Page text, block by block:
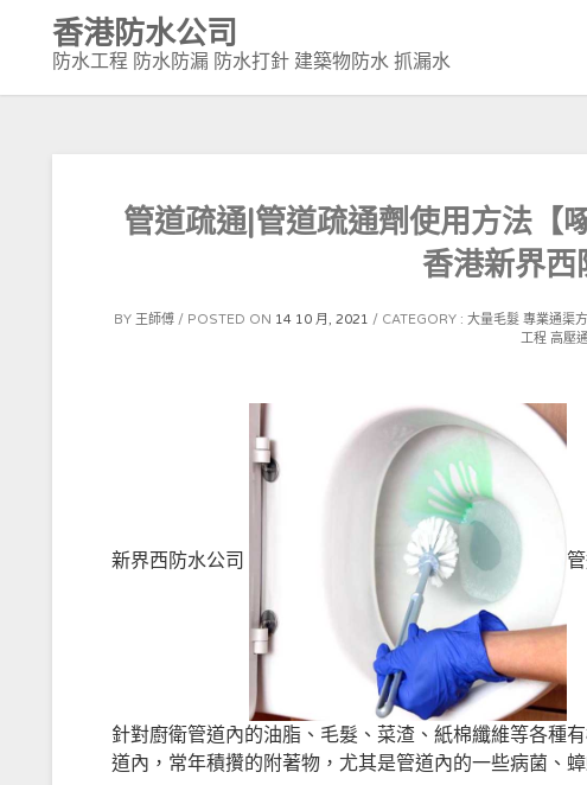
content
香港防水公司
防水工程 防水防漏 防水打針 建築物防水 抓漏水
管道疏通|管道疏通劑使用方法
香港新界西
BY 王師傅 POSTED ON 14 10 月, 2021 CATEGORY :大量毛髮 專業通渠
工程 高壓
新界西防水公司
針對廚衛管道內的油脂、毛髮、菜渣、紙棉纖維等各種
道內，常年積攢的附著物，尤其是管道內的一些病菌、